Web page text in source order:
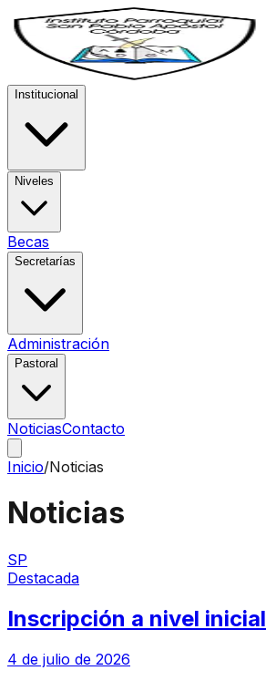
Institucional
Niveles
Becas
Secretarías
Administración
Pastoral
NoticiasContacto
Inicio/Noticias
Noticias
SP
Destacada
Inscripción a nivel inicial
4 de julio de 2026